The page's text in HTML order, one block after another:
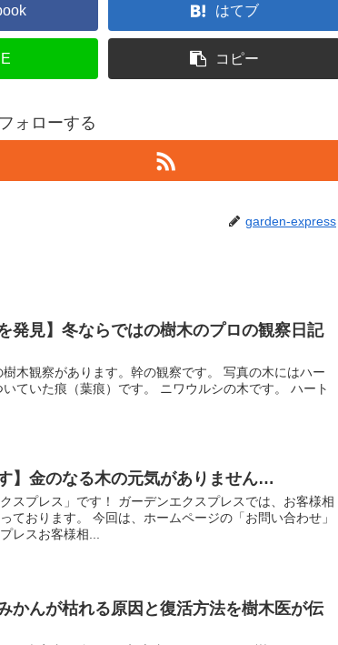
はてブ
コピー
ォローする
garden-express
発見】冬ならではの樹木のプロの観察日記
木観察があります。幹の観察です。 写真の木にはハー
ていた痕（葉痕）です。 ニワウルシの木です。 ハート
】金のなる木の元気がありません…
スプレス」です！ ガーデンエクスプレスでは、お客様相
ております。 今回は、ホームページの「お問い合わせ」
レスお客様相...
かんが枯れる原因と復活方法を樹木医が伝